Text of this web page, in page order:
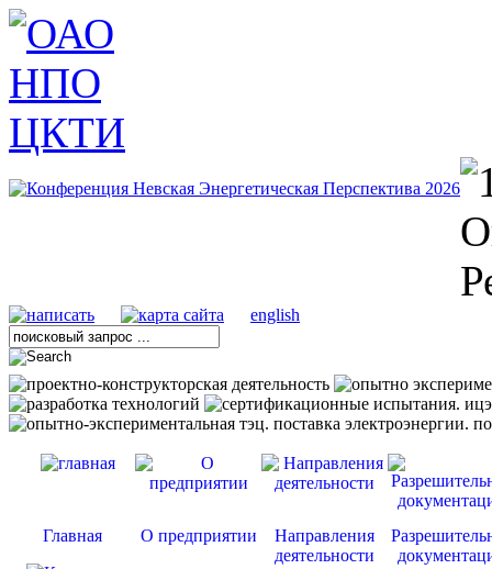
english
Главная О предприятии
Направления
деятельности